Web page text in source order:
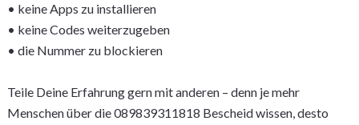
• keine Apps zu installieren
• keine Codes weiterzugeben
• die Nummer zu blockieren
Teile Deine Erfahrung gern mit anderen – denn je mehr
Menschen über die 089839311818 Bescheid wissen, desto